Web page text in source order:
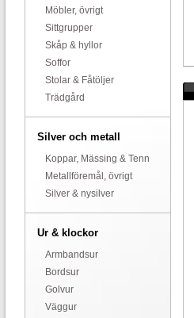
Möbler, övrigt
Sittgrupper
Skåp & hyllor
Soffor
Stolar & Fåtöljer
Trädgård
Silver och metall
Koppar, Mässing & Tenn
Metallföremål, övrigt
Silver & nysilver
Ur & klockor
Armbandsur
Bordsur
Golvur
Väggur